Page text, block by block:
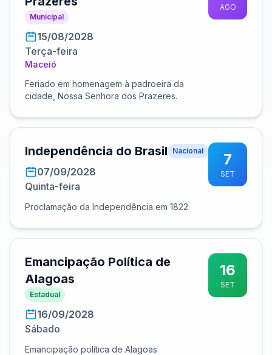
Municipal
15/08/2028
Terça-feira
Maceió
Feriado em homenagem à padroeira da
cidade, Nossa Senhora dos Prazeres.
AGO
Independência do Brasil Nacional
07/09/2028
Quinta-feira
Proclamação da Independência em 1822
7
SET
Emancipação Política de
Alagoas
Estadual
16/09/2028
Sábado
Emancipação política de Alagoas
16
SET